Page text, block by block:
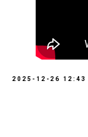
2025-12-26 12:43